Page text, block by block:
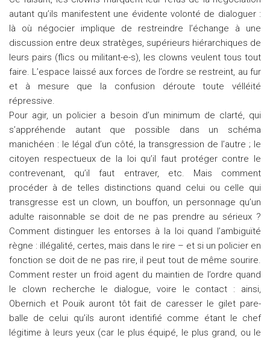
autant qu’ils manifestent une évidente volonté de dialoguer :
là où négocier implique de restreindre l’échange à une
discussion entre deux stratèges, supérieurs hiérarchiques de
leurs pairs (flics ou militant-e-s), les clowns veulent tous tout
faire. L’espace laissé aux forces de l’ordre se restreint, au fur
et à mesure que la confusion déroute toute vélléité
répressive.
Pour agir, un policier a besoin d’un minimum de clarté, qui
s’appréhende autant que possible dans un schéma
manichéen : le légal d’un côté, la transgression de l’autre ; le
citoyen respectueux de la loi qu’il faut protéger contre le
contrevenant, qu’il faut entraver, etc. Mais comment
procéder à de telles distinctions quand celui ou celle qui
transgresse est un clown, un bouffon, un personnage qu’un
adulte raisonnable se doit de ne pas prendre au sérieux ?
Comment distinguer les entorses à la loi quand l’ambiguïté
règne : illégalité, certes, mais dans le rire – et si un policier en
fonction se doit de ne pas rire, il peut tout de même sourire.
Comment rester un froid agent du maintien de l’ordre quand
le clown recherche le dialogue, voire le contact : ainsi,
Obernich et Pouik auront tôt fait de caresser le gilet pare-
balle de celui qu’ils auront identifié comme étant le chef
légitime à leurs yeux (car le plus équipé, le plus grand, ou le